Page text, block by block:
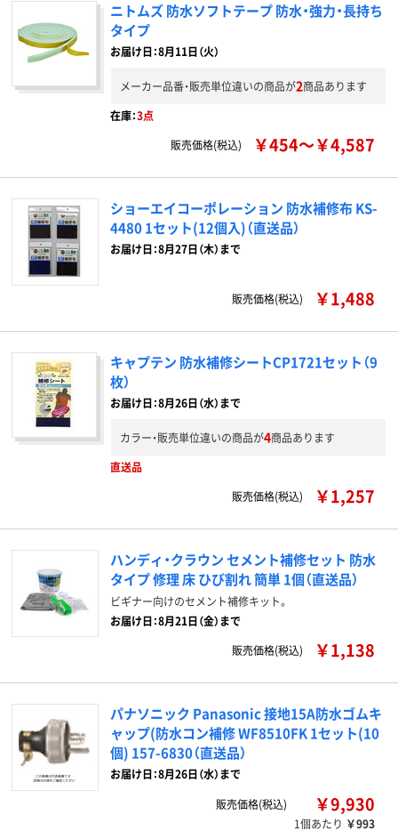
ニトムズ 防水ソフトテープ 防水・強力・長持ち
タイプ
お届け日：8月11日（火）
メーカー品番・販売単位違いの商品が2商品あります
在庫：3点
販売価格(税込)
￥454～￥4,587
ショーエイコーポレーション 防水補修布 KS-
4480 1セット(12個入)（直送品）
お届け日：8月27日（木）まで
販売価格(税込) ￥1,488
キャプテン 防水補修シートCP1721セット（9
枚）
お届け日：8月26日（水）まで
カラー・販売単位違いの商品が4商品あります
直送品
販売価格(税込)
￥1,257
ハンディ・クラウン セメント補修セット 防水
タイプ 修理 床 ひび割れ 簡単 1個（直送品）
ビギナー向けのセメント補修キット。
お届け日：8月21日（金）まで
販売価格(税込)
￥1,138
パナソニック Panasonic 接地15A防水ゴムキ
ャップ(防水コン補修 WF8510FK 1セット(10
個) 157-6830（直送品）
お届け日：8月26日（水）まで
販売価格(税込)
￥9,930
1個あたり ￥993